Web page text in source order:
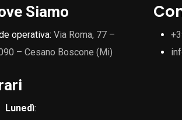
Siamo
operativa:Via Roma, 77 –
– Cesano Boscone (Mi)
Lunedì: